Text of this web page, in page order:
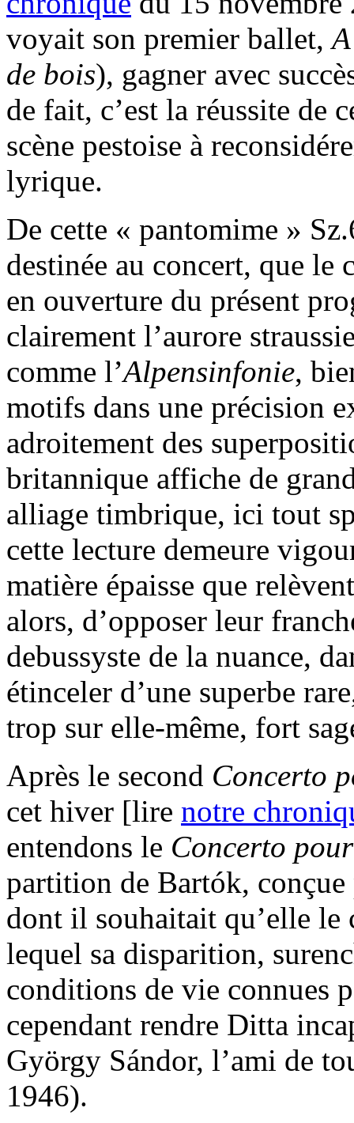
voyait son premier ballet,
de bois), gagner avec
de fait, c’est la réussite de
scène pestoise à
lyrique.
De cette « pantomime »
destinée au concert, que
en ouverture du présent
clairement l’aurore
comme l’Alpensinfonie,
motifs dans une précision
adroitement des
britannique affiche de
alliage timbrique, ici tout
cette lecture demeure
matière épaisse que
alors, d’opposer leur
debussyste de la nuance,
étinceler d’une superbe
trop sur elle-même, fort
Après le second Concerto
cet hiver [lire notre
entendons le Concerto
partition de Bartók, conçue
dont il souhaitait qu’elle le
lequel sa disparition,
conditions de vie connues
cependant rendre Ditta
György Sándor, l’ami de
1946).